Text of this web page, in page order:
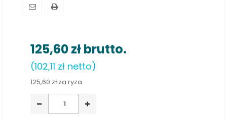
125,60 złbrutto.
(102,11 zł netto)
125,60 zł za ryza